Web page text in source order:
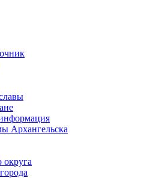
Архангельска
округа